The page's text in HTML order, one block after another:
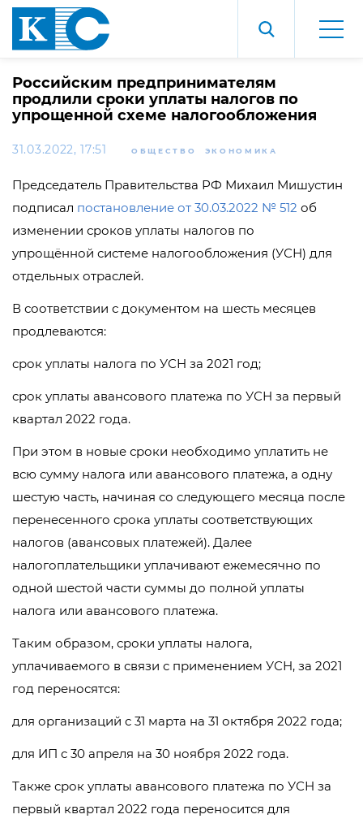
Российским предпринимателям
продлили сроки уплаты налогов по
упрощенной схеме налогообложения
31.03.2022, 17:51 ОБЩЕСТВО ЭКОНОМИКА
Председатель Правительства РФ Михаил Мишустин
подписал постановление от 30.03.2022 № 512 об
изменении сроков уплаты налогов по
упрощённой системе налогообложения (УСН) для
отдельных отраслей.
В соответствии с документом на шесть месяцев
продлеваются:
срок уплаты налога по УСН за 2021 год;
срок уплаты авансового платежа по УСН за первый
квартал 2022 года.
При этом в новые сроки необходимо уплатить не
всю сумму налога или авансового платежа, а одну
шестую часть, начиная со следующего месяца после
перенесенного срока уплаты соответствующих
налогов (авансовых платежей). Далее
налогоплательщики уплачивают ежемесячно по
одной шестой части суммы до полной уплаты
налога или авансового платежа.
Таким образом, сроки уплаты налога,
уплачиваемого в связи с применением УСН, за 2021
год переносятся:
для организаций с 31 марта на 31 октября 2022 года;
для ИП с 30 апреля на 30 ноября 2022 года.
Также срок уплаты авансового платежа по УСН за
первый квартал 2022 года переносится для